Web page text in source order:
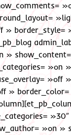
» border_style=
»
»on
»off
»
»on »